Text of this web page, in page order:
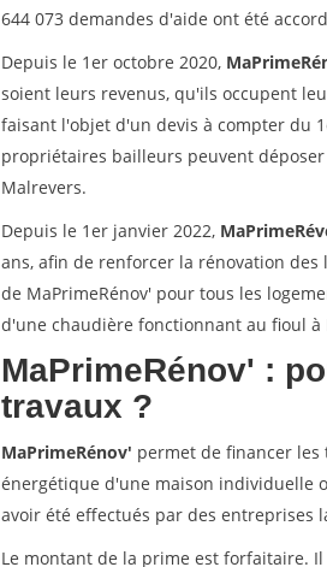
644 073 demandes d'aide ont été
Depuis le 1er octobre 2020,
soient leurs revenus, qu'ils occupent
faisant l'objet d'un devis à compter du
propriétaires bailleurs peuvent
Malrevers.
Depuis le 1er janvier 2022,
ans, afin de renforcer la rénovation
de MaPrimeRénov' pour tous les
d'une chaudière fonctionnant au fioul à
MaPrimeRénov' :
travaux ?
MaPrimeRénov' permet de financer
énergétique d'une maison individuelle
avoir été effectués par des entreprises
Le montant de la prime est forfaitaire.